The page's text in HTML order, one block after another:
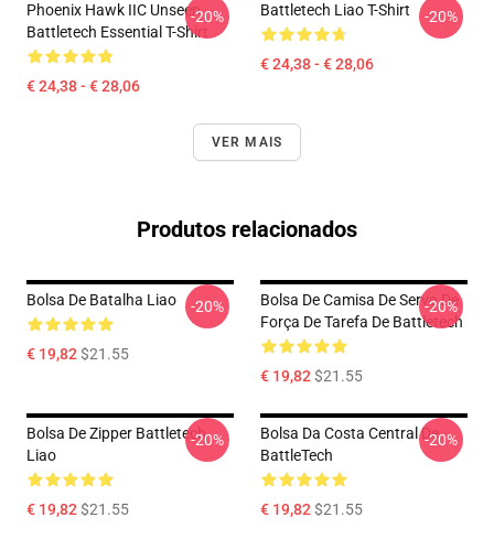
Phoenix Hawk IIC Unseen
Battletech Essential T-Shirt
€ 24,38 - € 28,06
-20% Battletech Liao T-Shirt
€ 24,38 - € 28,06
-20%
VER MAIS
Produtos relacionados
Bolsa De Batalha Liao
€ 19,82$21.55
-20%
Bolsa De Camisa De Servo De
Força De Tarefa De Battletech
€ 19,82$21.55
-20%
Bolsa De Zipper Battletech
Liao
€ 19,82$21.55
-20%
Bolsa Da Costa Central De
BattleTech
€ 19,82$21.55
-20%